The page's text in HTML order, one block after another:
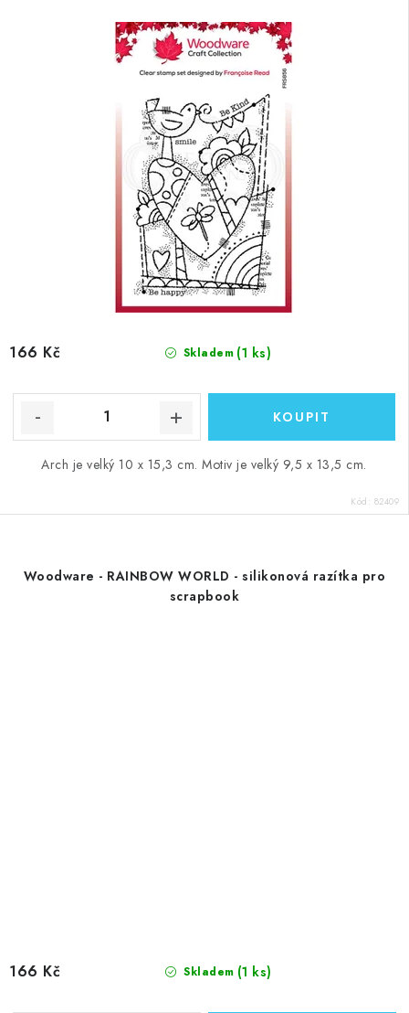
Skladem (1 ks)
166 Kč
Arch je velký 10 x 15,3 cm. Motiv je velký 9,5 x 13,5 cm.
Kód: 82409
Woodware - RAINBOW WORLD - silikonová razítka pro
scrapbook
Skladem (1 ks)
166 Kč